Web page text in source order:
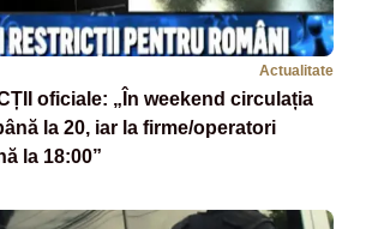
Actualitate
oficiale: „În weekend circulația
la 20, iar la firme/operatori
la 18:00”